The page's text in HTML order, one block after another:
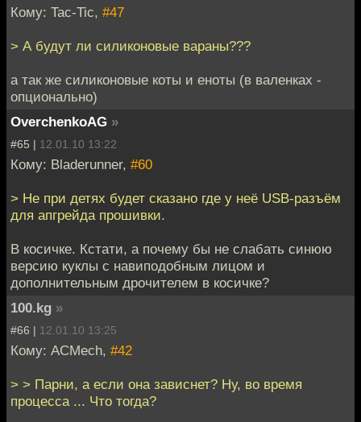
Кому: Tac-Tic, #47
> А будут ли силиконовые вараны???
а так же силиконовые коты и еноты (в валенках -
опционально)
OverchenkoAG »
#65 | 12.01.10 13:22
Кому: Bladerunner, #60
> Не при детях будет сказано где у неё USB-разъём
для апгрейда прошивки.
В косичке. Кстати, а почему бы не слабать синюю
версию куклы с навиподобным лицом и
дополнительным дрочителем в косичке?
100.kg »
#66 | 12.01.10 13:25
Кому: ACMech, #42
> > Парни, а если она зависнет? Ну, во время
процесса ... Что тогда?